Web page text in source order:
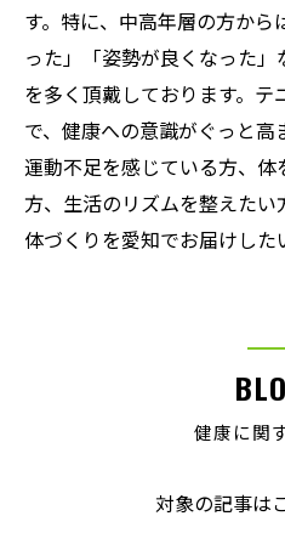
す。特に、中高年層の方か
った」「姿勢が良くなった
を多く頂戴しております。
で、健康への意識がぐっと高
運動不足を感じている方、
方、生活のリズムを整えた
体づくりを愛知でお届けした
健康に関
対象の記事は